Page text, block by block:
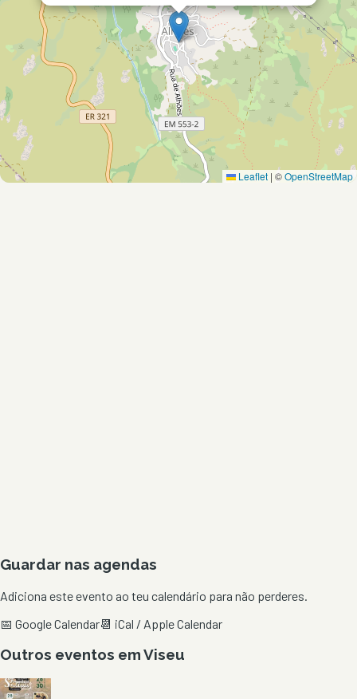
Leaflet | ©OpenStreetMap
Guardar nas agendas
Adiciona este evento ao teu calendário para não perderes.
📅 Google Calendar📆 iCal / Apple Calendar
Outros eventos emViseu